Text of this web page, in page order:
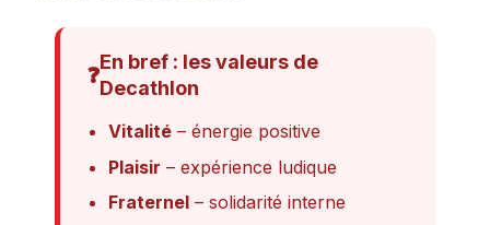
❓
En bref : les valeurs de
Decathlon
Vitalité – énergie positive
Plaisir – expérience ludique
Fraternel – solidarité interne